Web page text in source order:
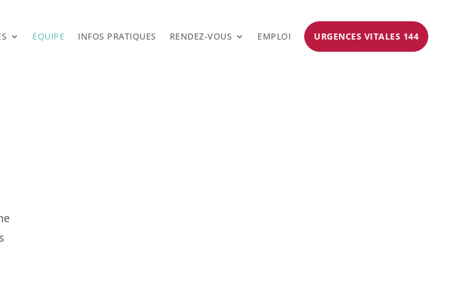
ÉQUIPE INFOS PRATIQUES RENDEZ-VOUS EMPLOI URGENCES VITALES 144